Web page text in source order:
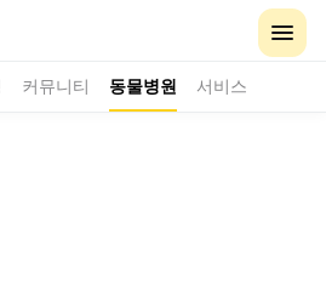
커뮤니티 동물병원 서비스